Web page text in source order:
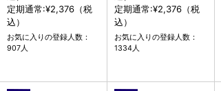
定期通常:¥2,376（税
込）
お気に入りの登録人数：
907人
定期通常:¥2,376（税
込）
お気に入りの登録人数：
1334人